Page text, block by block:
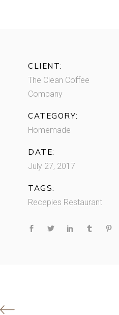
CLIENT:
The Clean Coffee
Company
CATEGORY:
Homemade
DATE:
July 27, 2017
TAGS:
Recepies Restaurant